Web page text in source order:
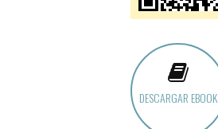
DESCARGAR EBOOK